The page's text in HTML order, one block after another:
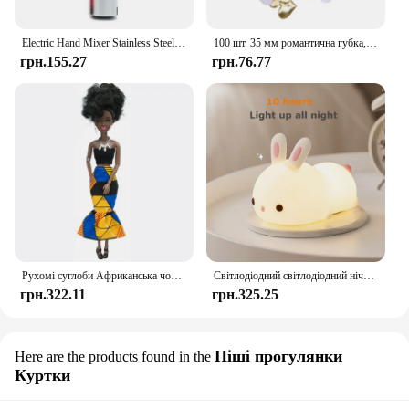
Electric Hand Mixer Stainless Steel Lightweight Blender for Baking & Cooking
грн.155.27
100 шт. 35 мм романтична губка, атласна тканина, пелюстки серця, весільні конфетті, стіл, ліжко, пелюстки серця, весільні прикраси до Дня Святого Валентина
грн.76.77
Рухомі суглоби Африканська чорна лялька для американських ляльок Аксесуари Нуді Тіло з одягом для Барбі Іграшка Дівчинка Прикидайся Дитяча іграшка Подарунок
грн.322.11
Світлодіодний світлодіодний нічник із кроликом із сенсорним датчиком RGB, 16 кольорів, силіконова лампа-кролик, що перезаряджається через USB, для дітей, дитяча іграшка, подарунок на фестиваль
грн.325.25
Here are the products found in the Піші прогулянки
Куртки